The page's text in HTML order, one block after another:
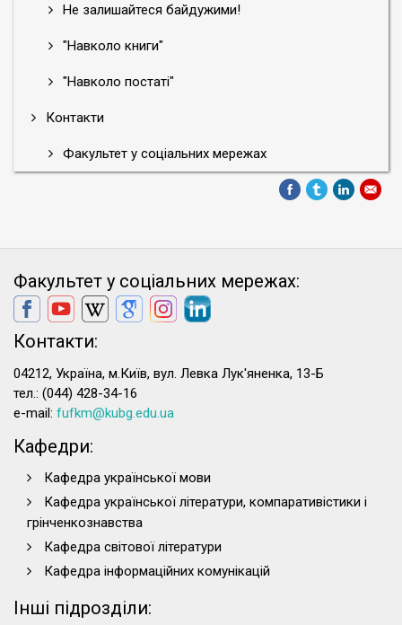
Не залишайтеся байдужими!
"Навколо книги"
"Навколо постаті"
Контакти
Факультет у соціальних мережах
Факультет у соціальних мережах:
Контакти:
04212, Україна, м.Київ, вул. Левка Лук'яненка, 13-Б
тел.: (044) 428-34-16
e-mail: fufkm@kubg.edu.ua
Кафедри:
Кафедра української мови
Кафедра української літератури, компаративістики і
грінченкознавства
Кафедра світової літератури
Кафедра інформаційних комунікацій
Інші підрозділи: